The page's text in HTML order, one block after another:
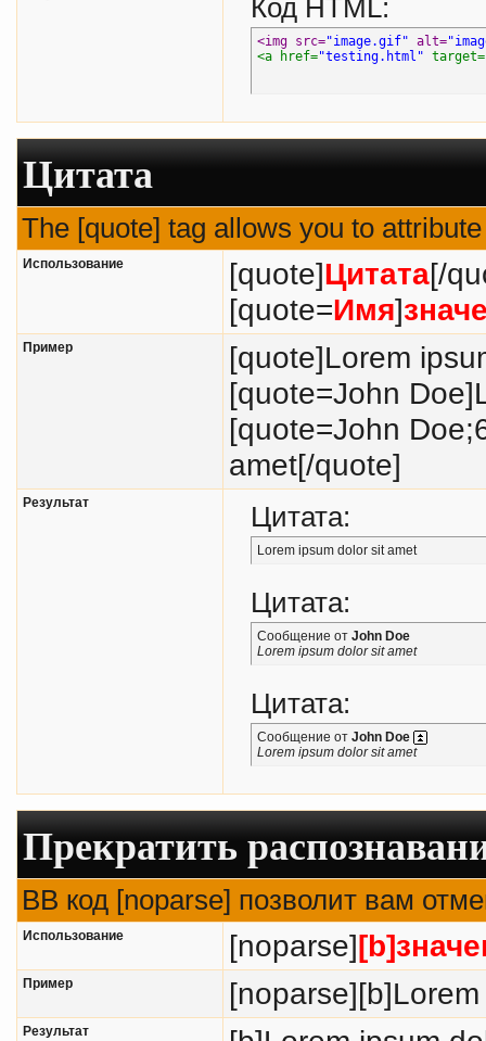
Код HTML:
<img src="image.gif" alt=
<a href="testing.html" target=
Цитата
The [quote] tag allows you to
Использование [quote]Цитата[/
[quote=Имя]
Пример
[quote]Lorem
[quote=John
[quote=John
amet[/quote]
Результат Цитата:
Lorem ipsum dolor sit amet
Цитата:
Сообщение от John Doe
Lorem ipsum dolor sit amet
Цитата:
Сообщение от John Doe
Lorem ipsum dolor sit amet
Прекратить
BB код [noparse] позволит вам
Использование [noparse]
Пример
Результат